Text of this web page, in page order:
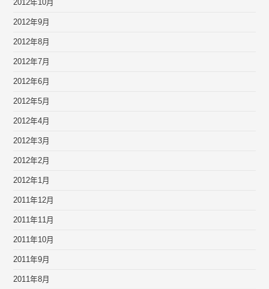
2012年10月
2012年9月
2012年8月
2012年7月
2012年6月
2012年5月
2012年4月
2012年3月
2012年2月
2012年1月
2011年12月
2011年11月
2011年10月
2011年9月
2011年8月